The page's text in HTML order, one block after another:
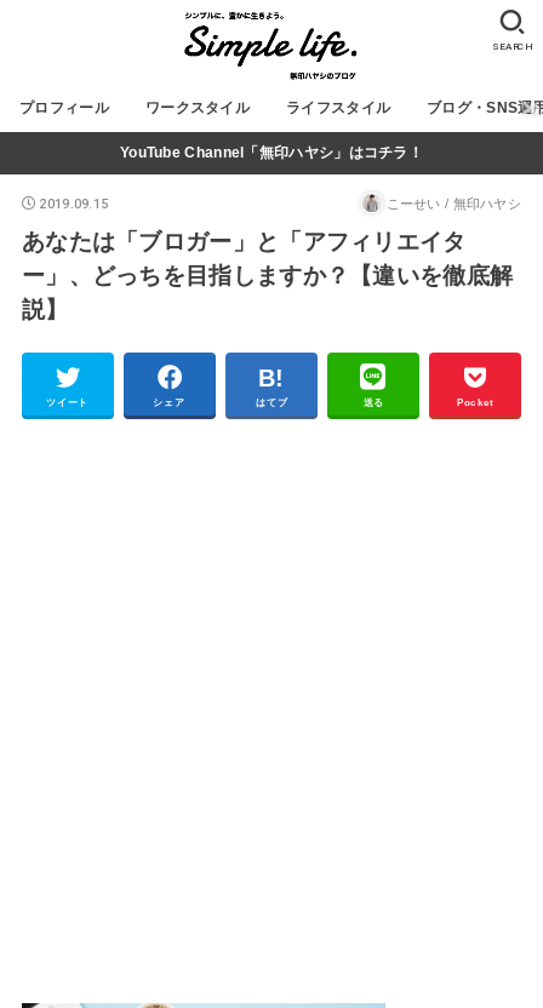
プロフィール ワークスタイル ライフスタイル ブログ・SNS運
SEARCH
YouTube Channel「無印ハヤシ」はコチラ！
2019.09.15 こーせい / 無印ハヤシ
あなたは「ブロガー」と「アフィリエイタ
ー」、どっちを目指しますか？【違いを徹底解
説】
ツイート シェア はてブ 送る Pocket